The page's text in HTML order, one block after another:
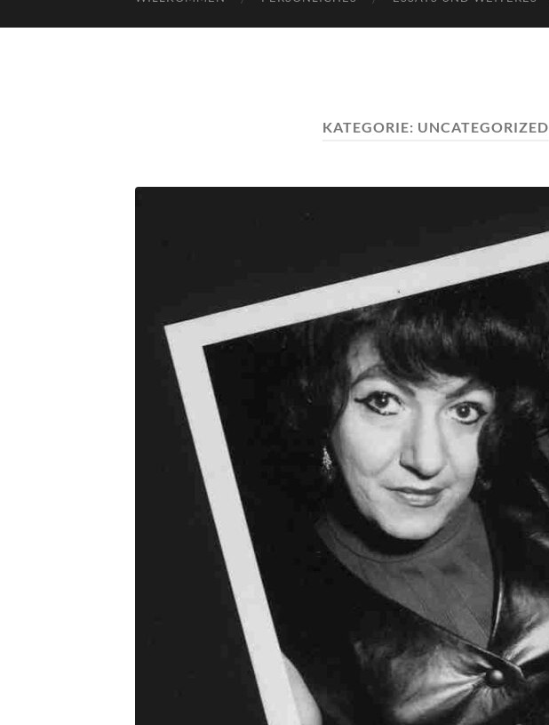
KATEGORIE: UNCATEGORIZED